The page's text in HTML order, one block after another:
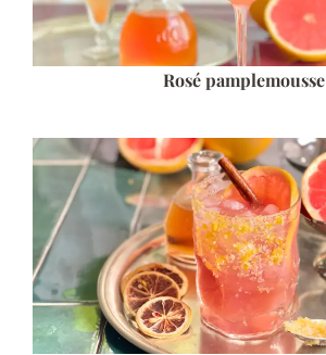
Rosé pamplemousse